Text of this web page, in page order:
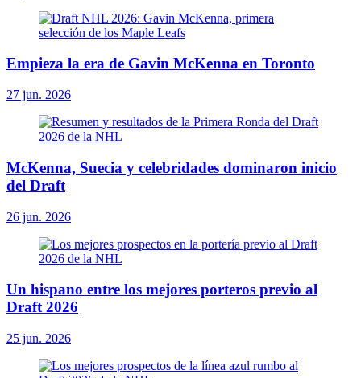
Empieza la era de Gavin McKenna en Toronto
27 jun. 2026
McKenna, Suecia y celebridades dominaron inicio
del Draft
26 jun. 2026
Un hispano entre los mejores porteros previo al
Draft 2026
25 jun. 2026